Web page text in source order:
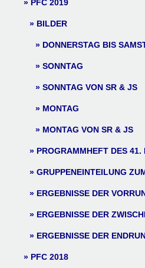
PFC 2019
BILDER
DONNERSTAG BIS
SONNTAG
SONNTAG VON SR & JS
MONTAG
MONTAG VON SR & JS
PROGRAMMHEFT DES 41.
GRUPPENEINTEILUNG
ERGEBNISSE DER
ERGEBNISSE DER
ERGEBNISSE DER
PFC 2018